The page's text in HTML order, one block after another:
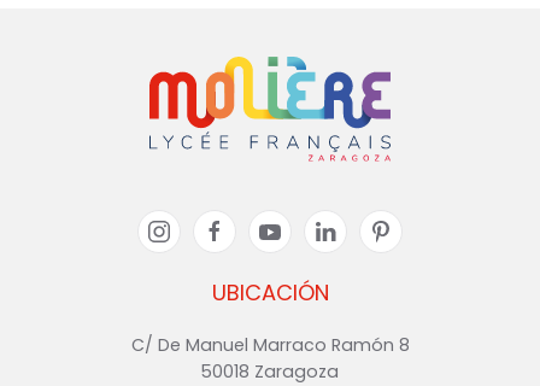
UBICACIÓN
C/ De Manuel Marraco Ramón 8
50018 Zaragoza